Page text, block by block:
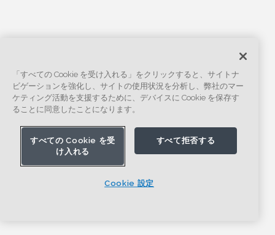
「すべての Cookie を受け入れる」をクリックすると、サイトナ
ビゲーションを強化し、サイトの使用状況を分析し、弊社のマー
ケティング活動を支援するために、デバイスに Cookie を保存す
ることに同意したことになります。
すべての Cookie を受
け入れる
すべて拒否する
Cookie 設定